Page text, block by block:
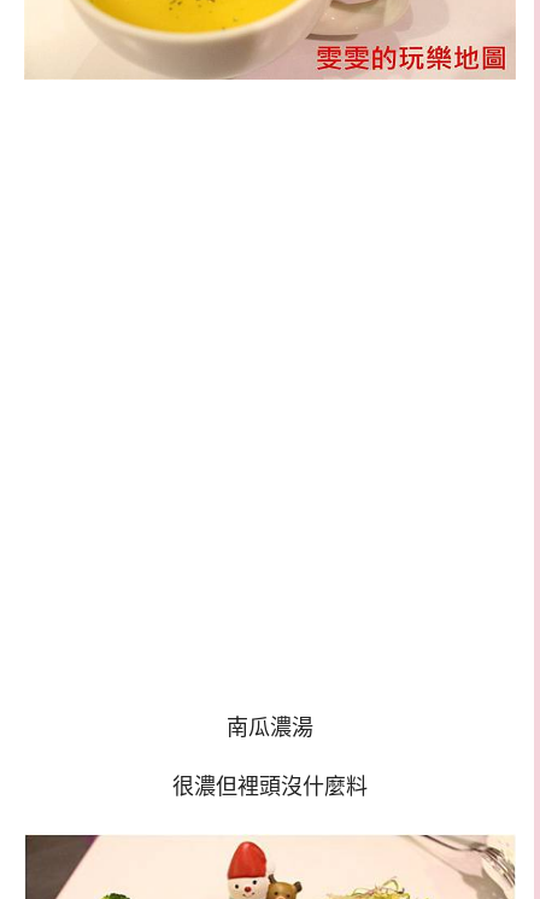
南瓜濃湯
很濃但裡頭沒什麼料